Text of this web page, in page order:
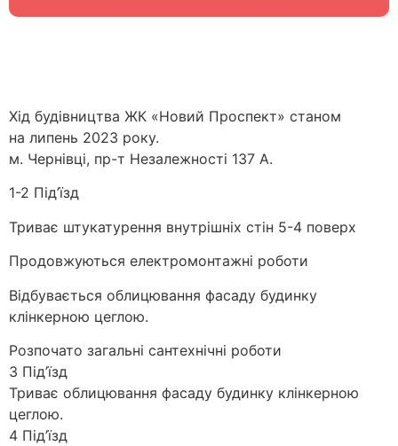
Хід будівництва ЖК «Новий Проспект» станом
на липень 2023 року.
м. Чернівці, пр-т Незалежності 137 А.
1-2 Під’їзд
Триває штукатурення внутрішніх стін 5-4 поверх
Продовжуються електромонтажні роботи
Відбувається облицювання фасаду будинку
клінкерною цеглою.
Розпочато загальні сантехнічні роботи
3 Під’їзд
Триває облицювання фасаду будинку клінкерною
цеглою.
4 Під’їзд